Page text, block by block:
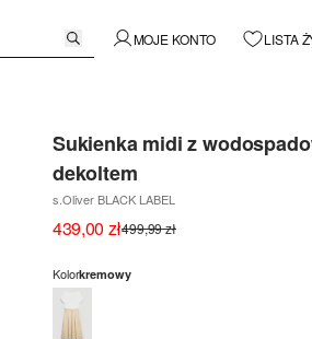
MOJE KONTO LISTA
Sukienka midi z
dekoltem
s.Oliver BLACK LABEL
439,00 zł499,99 zł
Kolorkremowy